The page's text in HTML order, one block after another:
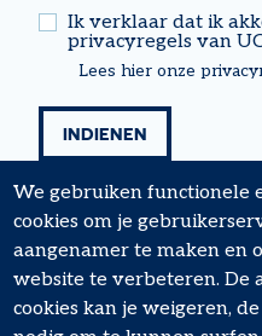
Ik verklaar dat ik
privacyregels van
Lees hier onze
We gebruiken functionele
cookies om je
aangenamer te maken en
website te verbeteren. De
cookies kan je weigeren,